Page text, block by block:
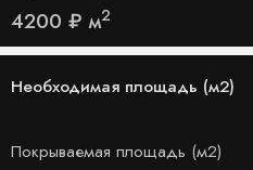
4200 ₽ м2
Необходимая площадь (м2)
Покрываемая площадь (м2)